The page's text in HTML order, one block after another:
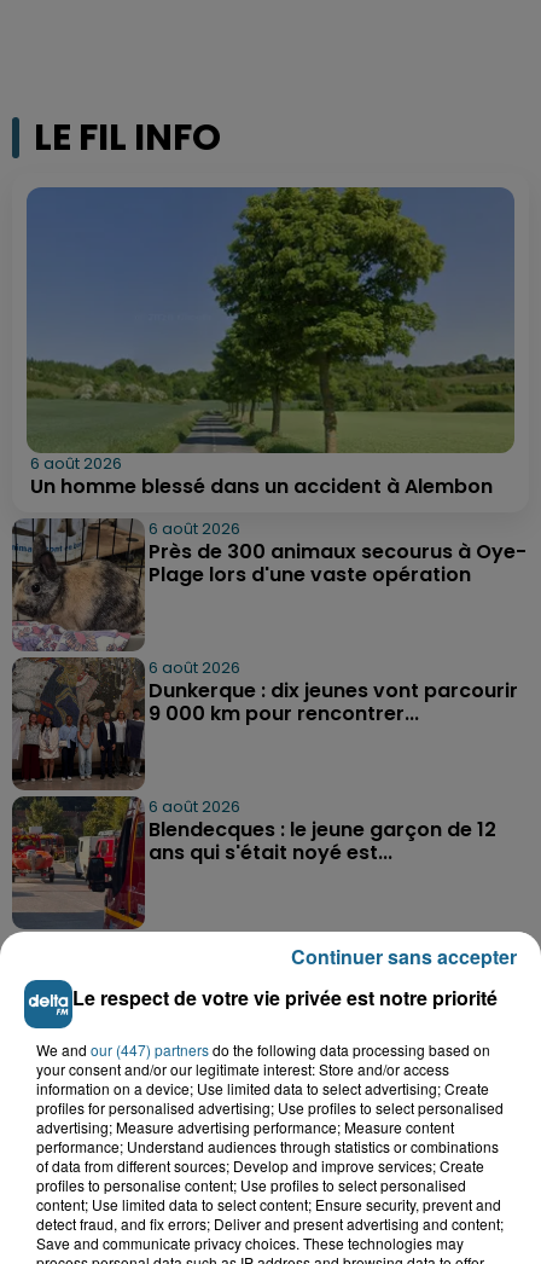
LE FIL INFO
6 août 2026
Un homme blessé dans un accident à Alembon
6 août 2026
Près de 300 animaux secourus à Oye-
Plage lors d'une vaste opération
6 août 2026
Dunkerque : dix jeunes vont parcourir
9 000 km pour rencontrer...
6 août 2026
Blendecques : le jeune garçon de 12
ans qui s'était noyé est...
A GAGNER
Le respect de votre vie privée est notre priorité
We and our (447) partnersdo the following data processing based on
your consent and/or our legitimate interest: Store and/or access
information on a device; Use limited data to select advertising; Create
profiles for personalised advertising; Use profiles to select personalised
advertising; Measure advertising performance; Measure content
performance; Understand audiences through statistics or combinations
of data from different sources; Develop and improve services; Create
profiles to personalise content; Use profiles to select personalised
content; Use limited data to select content; Ensure security, prevent and
detect fraud, and fix errors; Deliver and present advertising and content;
Save and communicate privacy choices. These technologies may
Continuer sans accepter